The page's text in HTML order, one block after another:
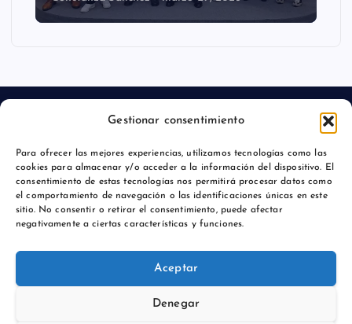
Gestionar consentimiento
Para ofrecer las mejores experiencias, utilizamos tecnologías como las
cookies para almacenar y/o acceder a la información del dispositivo. El
consentimiento de estas tecnologías nos permitirá procesar datos como
el comportamiento de navegación o las identificaciones únicas en este
sitio. No consentir o retirar el consentimiento, puede afectar
negativamente a ciertas características y funciones.
Aceptar
Denegar
Aviso legal
Política de privacidad
Copyright © 2026 Comunicación y Marcas |